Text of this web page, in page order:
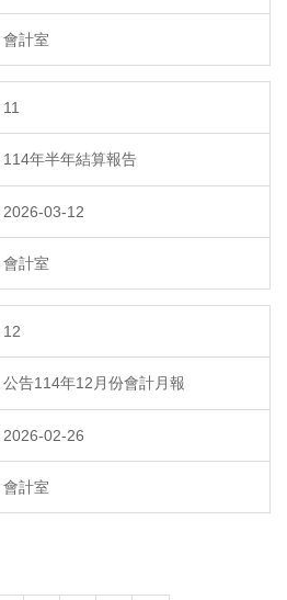
會計室
11
114年半年結算報告
2026-03-12
會計室
12
公告114年12月份會計月報
2026-02-26
會計室